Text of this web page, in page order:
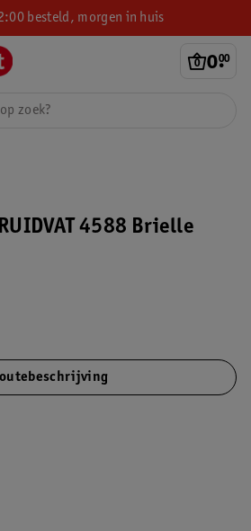
besteld, morgen in huis
0.
00
4588 Brielle